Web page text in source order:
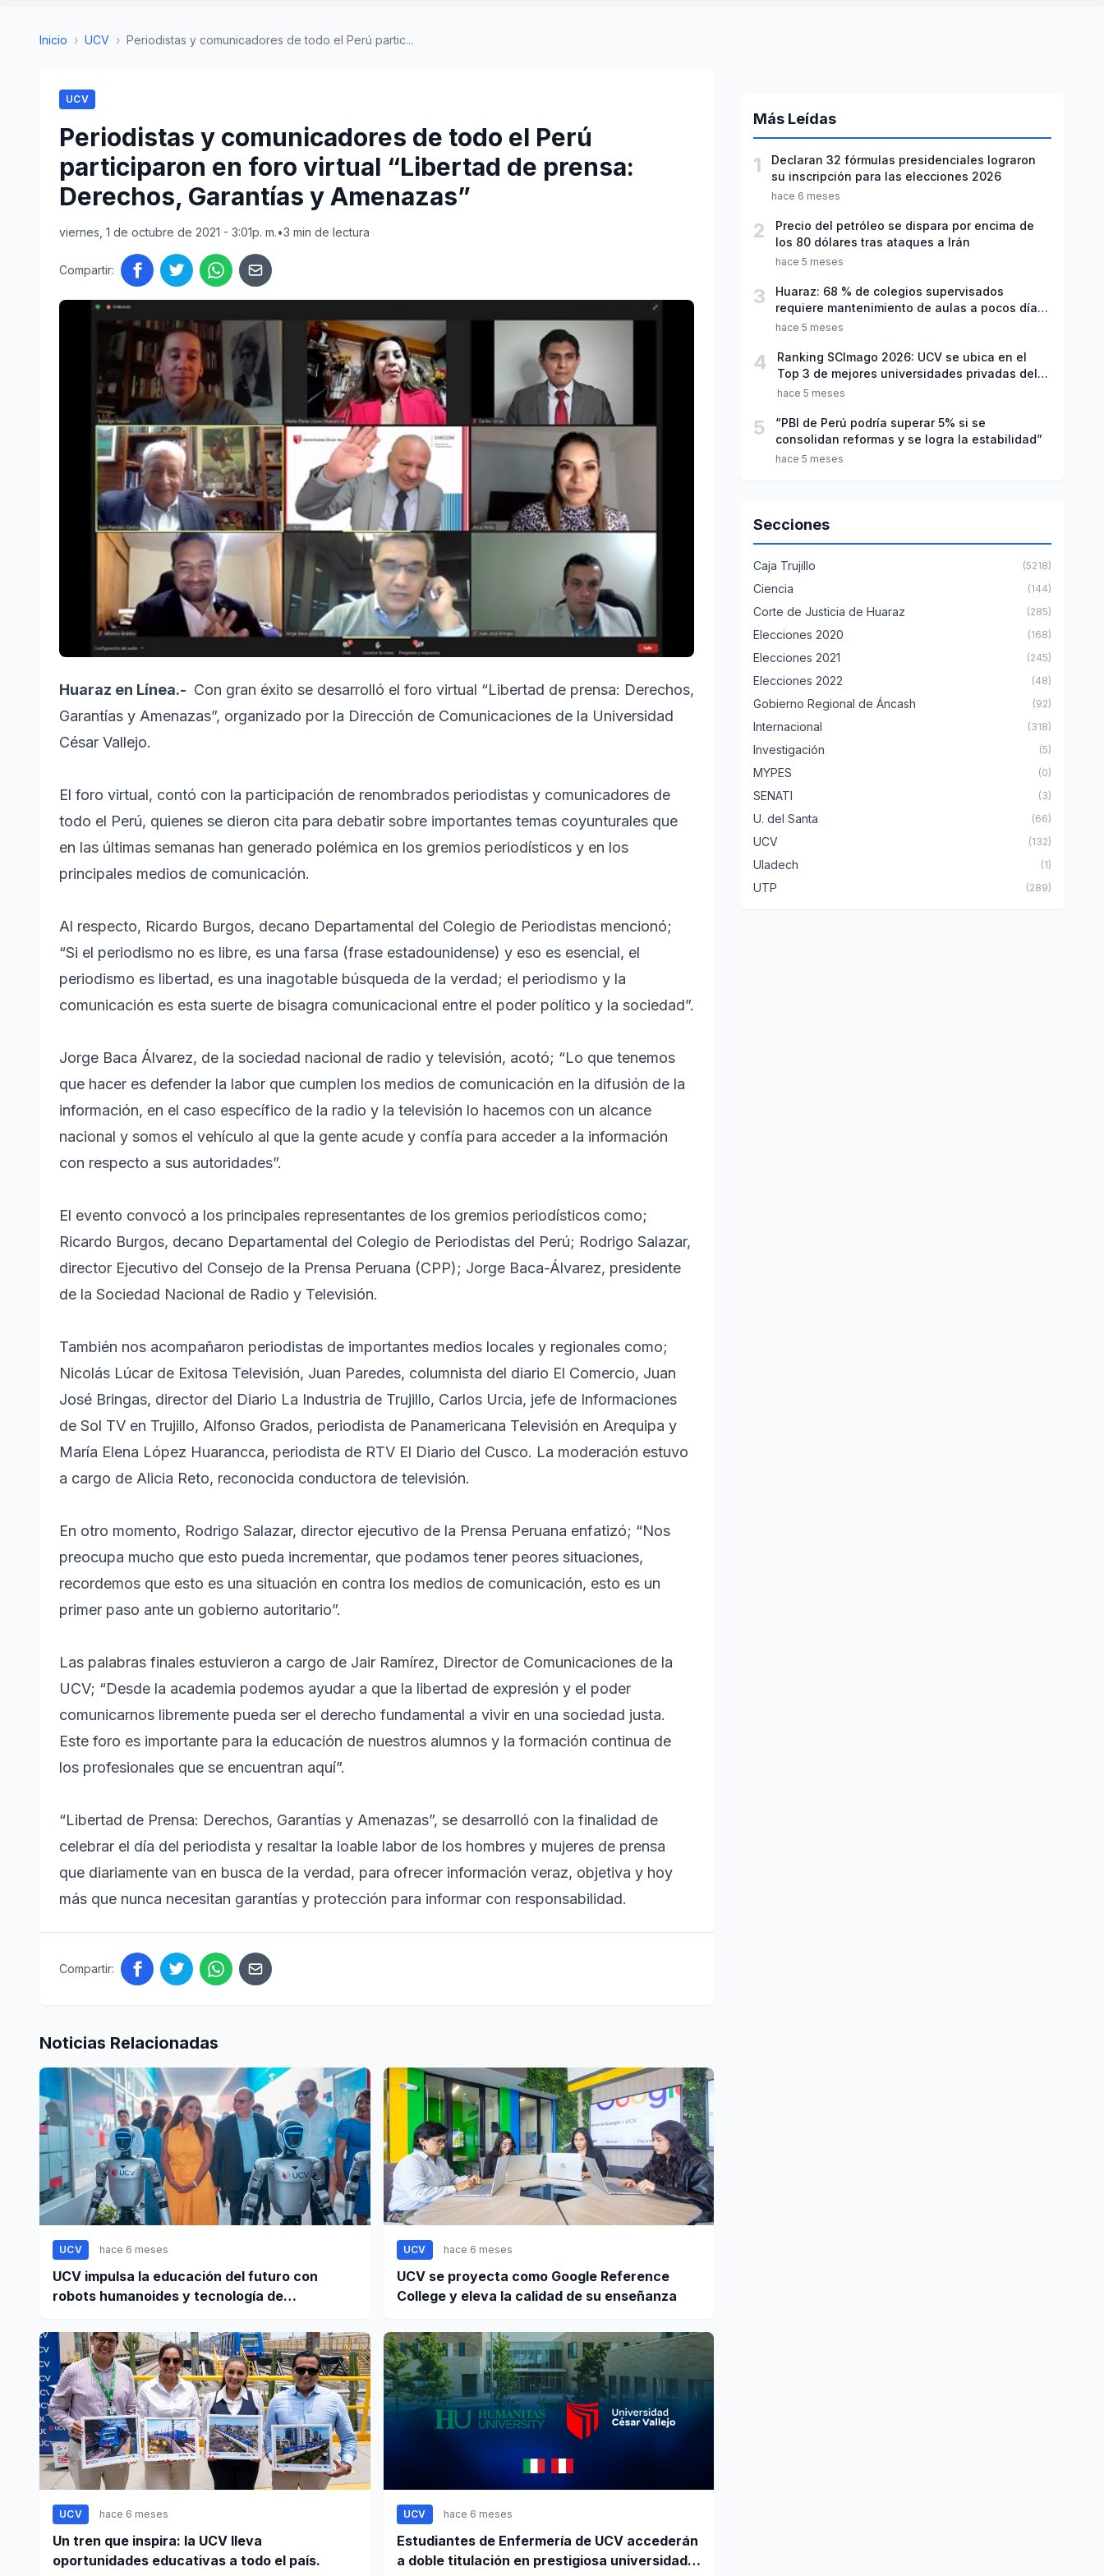
Inicio › UCV › Periodistas y comunicadores de todo el Perú partic...
UCV
Periodistas y comunicadores de todo el Perú
participaron en foro virtual “Libertad de prensa:
Derechos, Garantías y Amenazas”
viernes, 1 de octubre de 2021 - 3:01p. m.•3 min de lectura
Compartir:
Huaraz en Línea.- Con gran éxito se desarrolló el foro virtual “Libertad de prensa: Derechos,
Garantías y Amenazas”, organizado por la Dirección de Comunicaciones de la Universidad
César Vallejo.
El foro virtual, contó con la participación de renombrados periodistas y comunicadores de
todo el Perú, quienes se dieron cita para debatir sobre importantes temas coyunturales que
en las últimas semanas han generado polémica en los gremios periodísticos y en los
principales medios de comunicación.
Al respecto, Ricardo Burgos, decano Departamental del Colegio de Periodistas mencionó;
“Si el periodismo no es libre, es una farsa (frase estadounidense) y eso es esencial, el
periodismo es libertad, es una inagotable búsqueda de la verdad; el periodismo y la
comunicación es esta suerte de bisagra comunicacional entre el poder político y la sociedad”.
Jorge Baca Álvarez, de la sociedad nacional de radio y televisión, acotó; “Lo que tenemos
que hacer es defender la labor que cumplen los medios de comunicación en la difusión de la
información, en el caso específico de la radio y la televisión lo hacemos con un alcance
nacional y somos el vehículo al que la gente acude y confía para acceder a la información
con respecto a sus autoridades”.
El evento convocó a los principales representantes de los gremios periodísticos como;
Ricardo Burgos, decano Departamental del Colegio de Periodistas del Perú; Rodrigo Salazar,
director Ejecutivo del Consejo de la Prensa Peruana (CPP); Jorge Baca-Álvarez, presidente
de la Sociedad Nacional de Radio y Televisión.
También nos acompañaron periodistas de importantes medios locales y regionales como;
Nicolás Lúcar de Exitosa Televisión, Juan Paredes, columnista del diario El Comercio, Juan
José Bringas, director del Diario La Industria de Trujillo, Carlos Urcia, jefe de Informaciones
de Sol TV en Trujillo, Alfonso Grados, periodista de Panamericana Televisión en Arequipa y
María Elena López Huarancca, periodista de RTV El Diario del Cusco. La moderación estuvo
a cargo de Alicia Reto, reconocida conductora de televisión.
En otro momento, Rodrigo Salazar, director ejecutivo de la Prensa Peruana enfatizó; “Nos
preocupa mucho que esto pueda incrementar, que podamos tener peores situaciones,
recordemos que esto es una situación en contra los medios de comunicación, esto es un
primer paso ante un gobierno autoritario”.
Las palabras finales estuvieron a cargo de Jair Ramírez, Director de Comunicaciones de la
UCV; “Desde la academia podemos ayudar a que la libertad de expresión y el poder
comunicarnos libremente pueda ser el derecho fundamental a vivir en una sociedad justa.
Este foro es importante para la educación de nuestros alumnos y la formación continua de
los profesionales que se encuentran aquí”.
“Libertad de Prensa: Derechos, Garantías y Amenazas”, se desarrolló con la finalidad de
celebrar el día del periodista y resaltar la loable labor de los hombres y mujeres de prensa
que diariamente van en busca de la verdad, para ofrecer información veraz, objetiva y hoy
más que nunca necesitan garantías y protección para informar con responsabilidad.
Compartir:
Noticias Relacionadas
UCV hace 6 meses
UCV impulsa la educación del futuro con
robots humanoides y tecnología de
UCV hace 6 meses
UCV se proyecta como Google Reference
College y eleva la calidad de su enseñanza
UCV hace 6 meses
Un tren que inspira: la UCV lleva
oportunidades educativas a todo el país.
UCV hace 6 meses
Estudiantes de Enfermería de UCV accederán
a doble titulación en prestigiosa universidad
Más Leídas
1
Declaran 32 fórmulas presidenciales lograron
su inscripción para las elecciones 2026
hace 6 meses
2
Precio del petróleo se dispara por encima de
los 80 dólares tras ataques a Irán
hace 5 meses
3
Huaraz: 68 % de colegios supervisados
requiere mantenimiento de aulas a pocos días
de inicio del año escolar 2026
hace 5 meses
4
Ranking SCImago 2026: UCV se ubica en el
Top 3 de mejores universidades privadas del
Perú
hace 5 meses
5
“PBI de Perú podría superar 5% si se
consolidan reformas y se logra la estabilidad”
hace 5 meses
Secciones
Caja Trujillo (5218)
Ciencia (144)
Corte de Justicia de Huaraz (285)
Elecciones 2020 (168)
Elecciones 2021 (245)
Elecciones 2022 (48)
Gobierno Regional de Áncash (92)
Internacional (318)
Investigación (5)
MYPES (0)
SENATI (3)
U. del Santa (66)
UCV (132)
Uladech (1)
UTP (289)